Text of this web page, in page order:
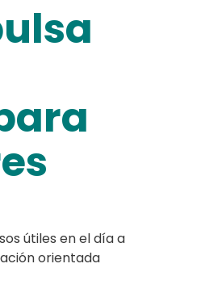
útiles en el día a
orientada